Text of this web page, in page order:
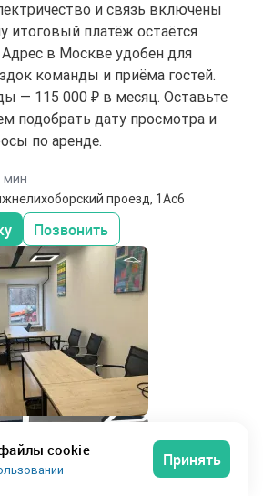
и связь включены
итоговый платёж остаётся
в Москве удобен для
команды и приёма гостей.
— 115 000 ₽ в месяц. Оставьте
подобрать дату просмотра и
по аренде.
мин
проезд, 1Ас6
Позвонить
cookie Принять